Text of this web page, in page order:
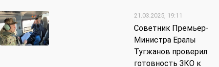
21.03.2025, 19:11
Советник Премьер-
Министра Ералы
Тугжанов проверил
готовность ЗКО к